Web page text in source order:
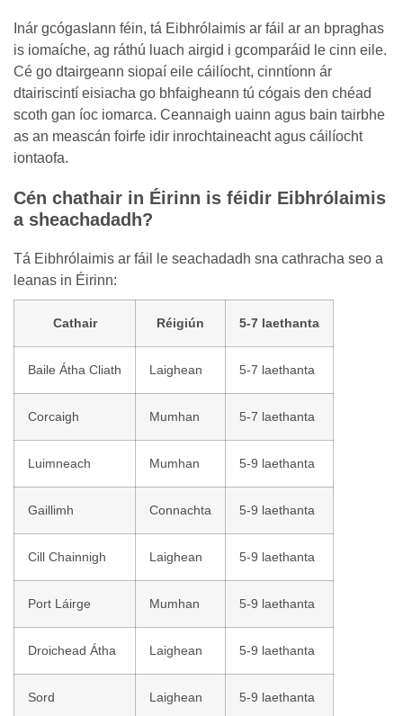
Inár gcógaslann féin, tá Eibhrólaimis ar fáil ar an bpraghas
is iomaíche, ag ráthú luach airgid i gcomparáid le cinn eile.
Cé go dtairgeann siopaí eile cáilíocht, cinntíonn ár
dtairiscintí eisiacha go bhfaigheann tú cógais den chéad
scoth gan íoc iomarca. Ceannaigh uainn agus bain tairbhe
as an meascán foirfe idir inrochtaineacht agus cáilíocht
iontaofa.
Cén chathair in Éirinn is féidir Eibhrólaimis
a sheachadadh?
Tá Eibhrólaimis ar fáil le seachadadh sna cathracha seo a
leanas in Éirinn:
Cathair Réigiún 5-7 laethanta
Baile Átha Cliath Laighean 5-7 laethanta
Corcaigh Mumhan 5-7 laethanta
Luimneach Mumhan 5-9 laethanta
Gaillimh Connachta 5-9 laethanta
Cill Chainnigh Laighean 5-9 laethanta
Port Láirge Mumhan 5-9 laethanta
Droichead Átha Laighean 5-9 laethanta
Sord Laighean 5-9 laethanta